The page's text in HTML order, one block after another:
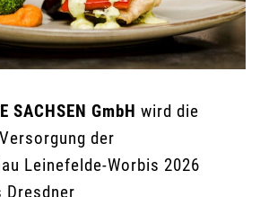
SACHSEN GmbH wird die
der
Leinefelde-Worbis 2026
Dresdner